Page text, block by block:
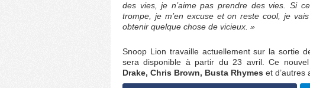
des vies, je n’aime pas prendre des vies. Si
trompe, je m’en excuse et on reste cool, je
obtenir quelque chose de vicieux. »
Snoop Lion travaille actuellement sur la sortie
sera disponible à partir du 23 avril. Ce
Drake, Chris Brown, Busta Rhymes et d’autres